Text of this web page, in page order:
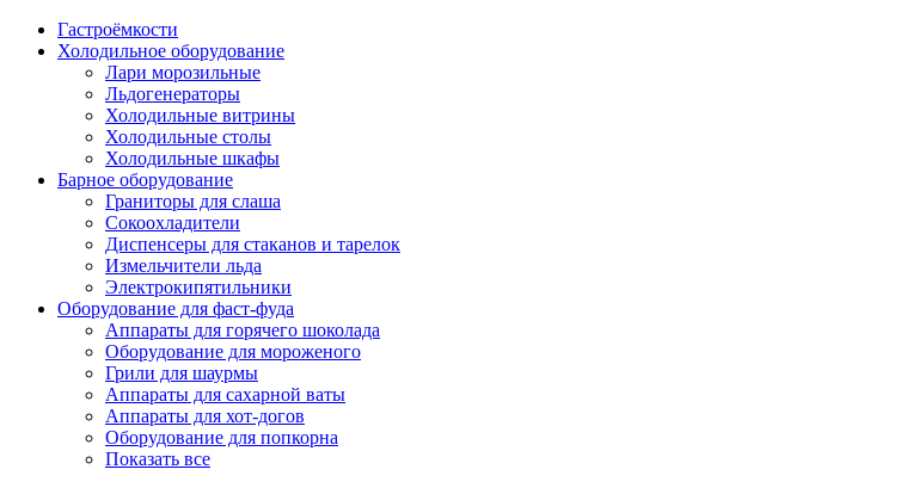
Гастроёмкости
Холодильное оборудование
Лари морозильные
Льдогенераторы
Холодильные витрины
Холодильные столы
Холодильные шкафы
Барное оборудование
Граниторы для слаша
Сокоохладители
Диспенсеры для стаканов и тарелок
Измельчители льда
Электрокипятильники
Оборудование для фаст-фуда
Аппараты для горячего шоколада
Оборудование для мороженого
Грили для шаурмы
Аппараты для сахарной ваты
Аппараты для хот-догов
Оборудование для попкорна
Показать все